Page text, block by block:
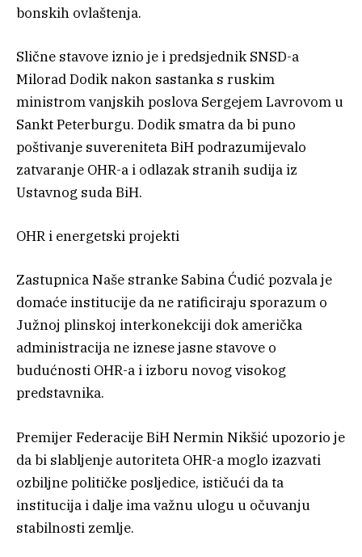
bonskih ovlaštenja.
Slične stavove iznio je i predsjednik SNSD-a
Milorad Dodik nakon sastanka s ruskim
ministrom vanjskih poslova Sergejem Lavrovom u
Sankt Peterburgu. Dodik smatra da bi puno
poštivanje suvereniteta BiH podrazumijevalo
zatvaranje OHR-a i odlazak stranih sudija iz
Ustavnog suda BiH.
OHR i energetski projekti
Zastupnica Naše stranke Sabina Ćudić pozvala je
domaće institucije da ne ratificiraju sporazum o
Južnoj plinskoj interkonekciji dok američka
administracija ne iznese jasne stavove o
budućnosti OHR-a i izboru novog visokog
predstavnika.
Premijer Federacije BiH Nermin Nikšić upozorio je
da bi slabljenje autoriteta OHR-a moglo izazvati
ozbiljne političke posljedice, ističući da ta
institucija i dalje ima važnu ulogu u očuvanju
stabilnosti zemlje.